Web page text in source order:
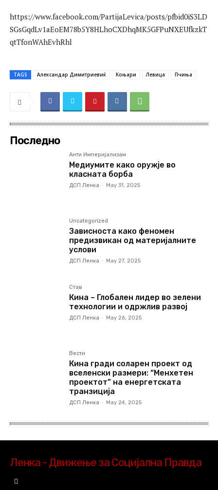
https://www.facebook.com/PartijaLevica/posts/pfbid0iS3LD
SGsGqdLv1aEoEM78b5Y8HLhoCXDhqMK5GFPuNXEUfkzkT
qtTfonWAhEvhRhl
TAGS Александар Димитриевиќ Коњари Левица Пчиња
Последно
Анти Империјализам
Медиумите како оружје во
класната борба
ДСП Ленка - May 31, 2025
Uncategorized
Зависноста како феномен
предизвикан од материјалните
услови
ДСП Ленка - May 27, 2025
Став
Кина – Глобален лидер во зелени
технологии и одржлив развој
ДСП Ленка - May 26, 2025
Вести
Кина гради соларен проект од
вселенски размери: “Менхетен
проектот” на енергетската
транзиција
ДСП Ленка - May 24, 2025
Ленка - Движење за Социјална Правда